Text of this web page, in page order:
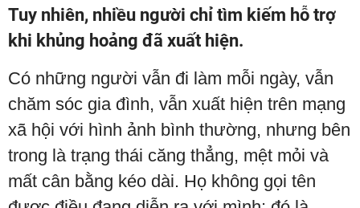
Tuy nhiên, nhiều người chỉ tìm kiếm hỗ trợ
khi khủng hoảng đã xuất hiện.
Có những người vẫn đi làm mỗi ngày, vẫn
chăm sóc gia đình, vẫn xuất hiện trên mạng
xã hội với hình ảnh bình thường, nhưng bên
trong là trạng thái căng thẳng, mệt mỏi và
mất cân bằng kéo dài. Họ không gọi tên